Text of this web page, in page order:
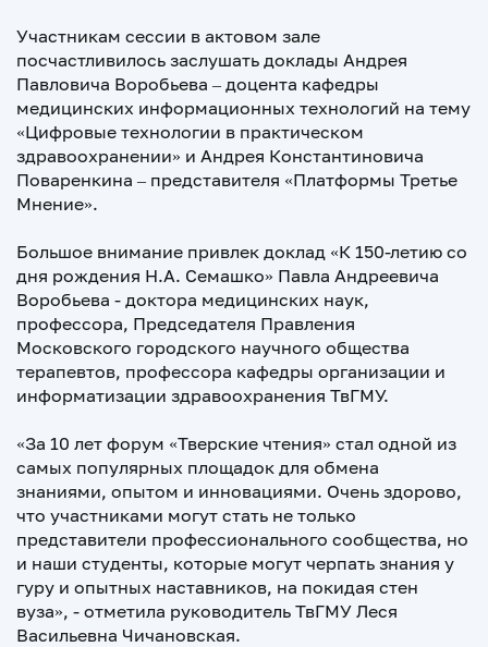
Участникам сессии в актовом зале
посчастливилось заслушать доклады Андрея
Павловича Воробьева – доцента кафедры
медицинских информационных технологий на тему
«Цифровые технологии в практическом
здравоохранении» и Андрея Константиновича
Поваренкина – представителя «Платформы Третье
Мнение».
Большое внимание привлек доклад «К 150-летию со
дня рождения Н.А. Семашко» Павла Андреевича
Воробьева - доктора медицинских наук,
профессора, Председателя Правления
Московского городского научного общества
терапевтов, профессора кафедры организации и
информатизации здравоохранения ТвГМУ.
«За 10 лет форум «Тверские чтения» стал одной из
самых популярных площадок для обмена
знаниями, опытом и инновациями. Очень здорово,
что участниками могут стать не только
представители профессионального сообщества, но
и наши студенты, которые могут черпать знания у
гуру и опытных наставников, на покидая стен
вуза», - отметила руководитель ТвГМУ Леся
Васильевна Чичановская.